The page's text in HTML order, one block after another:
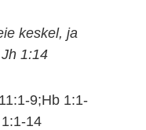
keskel, ja
1:14
9;Hb 1:1-
14